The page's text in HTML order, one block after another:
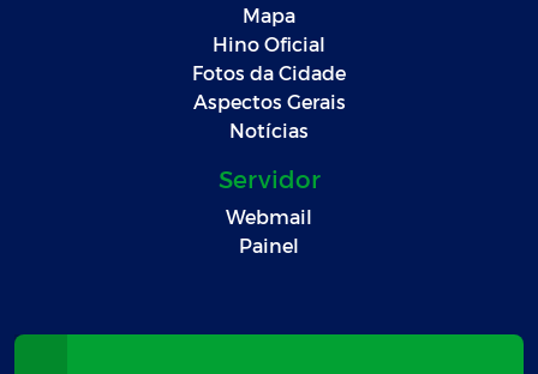
Mapa
Hino Oficial
Fotos da Cidade
Aspectos Gerais
Notícias
Servidor
Webmail
Painel